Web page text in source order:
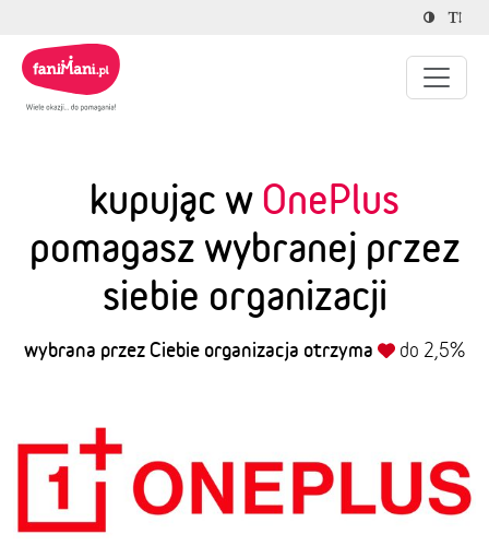
kupując w OnePlus
pomagasz wybranej przez
siebie organizacji
wybrana przez Ciebie organizacja otrzyma do 2,5%